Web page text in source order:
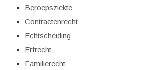
Beroepsziekte
Contractenrecht
Echtscheiding
Erfrecht
Familierecht